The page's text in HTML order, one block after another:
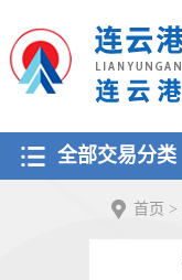
全部交易分类
首页 >